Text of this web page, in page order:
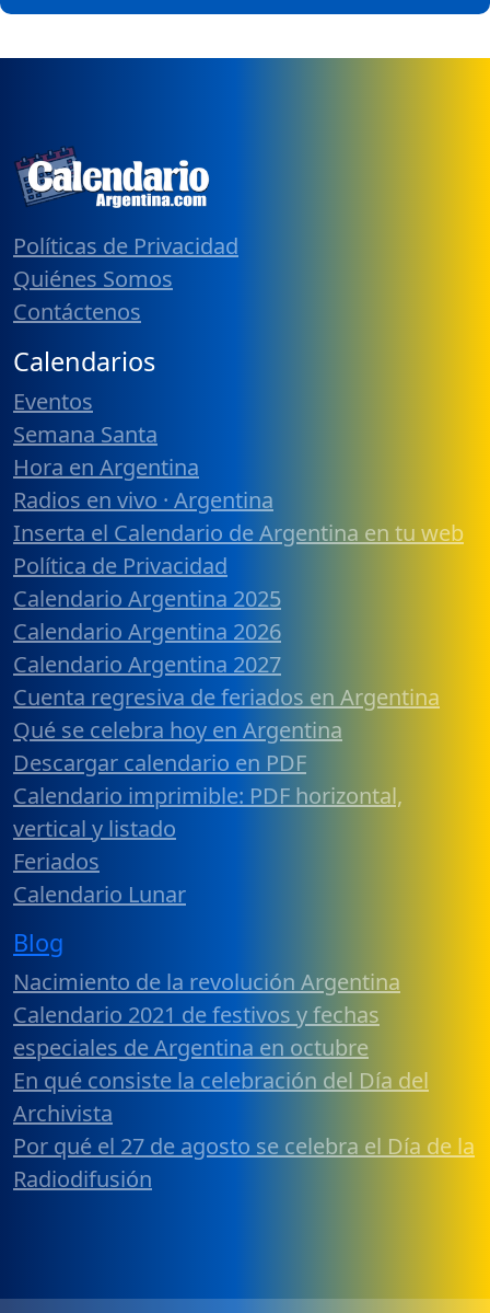
Políticas de Privacidad
Quiénes Somos
Contáctenos
Calendarios
Eventos
Semana Santa
Hora en Argentina
Radios en vivo · Argentina
Inserta el Calendario de Argentina en tu web
Política de Privacidad
Calendario Argentina 2025
Calendario Argentina 2026
Calendario Argentina 2027
Cuenta regresiva de feriados en Argentina
Qué se celebra hoy en Argentina
Descargar calendario en PDF
Calendario imprimible: PDF horizontal,
vertical y listado
Feriados
Calendario Lunar
Blog
Nacimiento de la revolución Argentina
Calendario 2021 de festivos y fechas
especiales de Argentina en octubre
En qué consiste la celebración del Día del
Archivista
Por qué el 27 de agosto se celebra el Día de la
Radiodifusión